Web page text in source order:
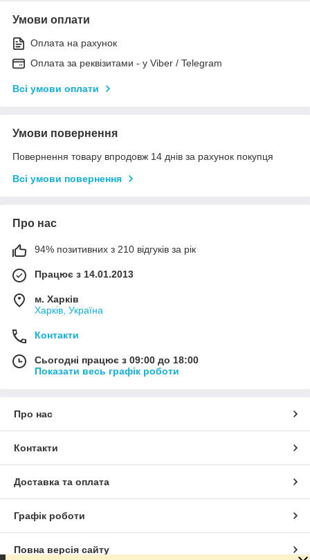
Умови оплати
Оплата на рахунок
Оплата за реквізитами - у Viber / Telegram
Всі умови оплати
Умови повернення
Повернення товару впродовж 14 днів за рахунок покупця
Всі умови повернення
Про нас
94% позитивних з 210 відгуків за рік
Працює з 14.01.2013
м. Харків
Харків, Україна
Контакти
Сьогодні працює з 09:00 до 18:00
Показати весь графік роботи
Про нас
Контакти
Доставка та оплата
Графік роботи
Повна версія сайту